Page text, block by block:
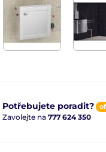
Potřebujete poradit?
Zavolejte na 777 624 350